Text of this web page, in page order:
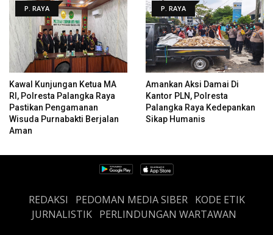
P. RAYA
Kawal Kunjungan Ketua MA
RI, Polresta Palangka Raya
Pastikan Pengamanan
Wisuda Purnabakti Berjalan
Aman
P. RAYA
Amankan Aksi Damai Di
Kantor PLN, Polresta
Palangka Raya Kedepankan
Sikap Humanis
REDAKSI PEDOMAN MEDIA SIBER
KODE ETIK
JURNALISTIK PERLINDUNGAN WARTAWAN